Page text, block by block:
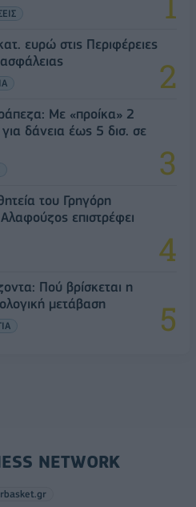
ευρώ στις Περιφέρειες
Με «προίκα» 2
δάνεια έως 5 δισ. σε
του Γρηγόρη
επιστρέφει
Πού βρίσκεται η
μετάβαση
NETWORK